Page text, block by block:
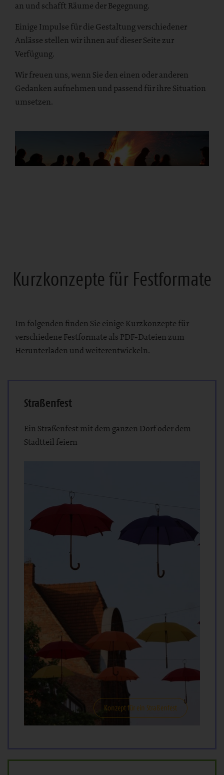
an und schafft Räume der Begegnung.
Einige Impulse für die Gestaltung verschiedener
Anlässe stellen wir ihnen auf dieser Seite zur
Verfügung.
Wir freuen uns, wenn Sie den einen oder anderen
Gedanken aufnehmen und passend für ihre Situation
umsetzen.
Kurzkonzepte für Festformate
Im folgenden finden Sie einige Kurzkonzepte für
verschiedene Festformate als PDF-Dateien zum
Herunterladen und weiterentwickeln.
Straßenfest
Ein Straßenfest mit dem ganzen Dorf oder dem
Stadtteil feiern
Konzept für ein Straßenfest